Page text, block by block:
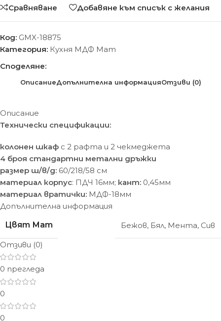
Сравняване Добавяне към списък с желания
Код: GMX-18875
Категория: Кухня МДФ Мат
Споделяне:
ОписаниеДопълнителна информацияОтзиви (0)
Описание
Технически спецификации:
колонен шкаф с 2 рафта и 2 чекмеджета
4 броя стандартни метални дръжки
размер ш/в/д: 60/218/58 cм
материал корпус: ПДЧ 16мм; кант: 0,45мм
материал вратички: МДФ-18мм
Допълнителна информация
Цвят Мат
Бежов, Бял, Мента, Сив
Отзиви (0)
0 прегледа
0
0